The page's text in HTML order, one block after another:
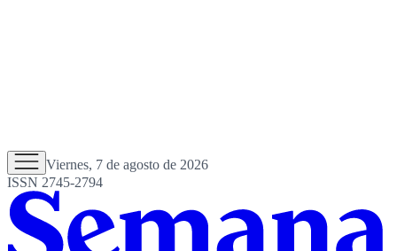
Viernes, 7 de agosto de 2026
ISSN 2745-2794